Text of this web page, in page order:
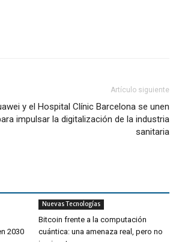
Artículo siguiente
y el Hospital Clínic Barcelona se unen
impulsar la digitalización de la industria
sanitaria
2030
Nuevas Tecnologías
Bitcoin frente a la computación
cuántica: una amenaza real, pero no